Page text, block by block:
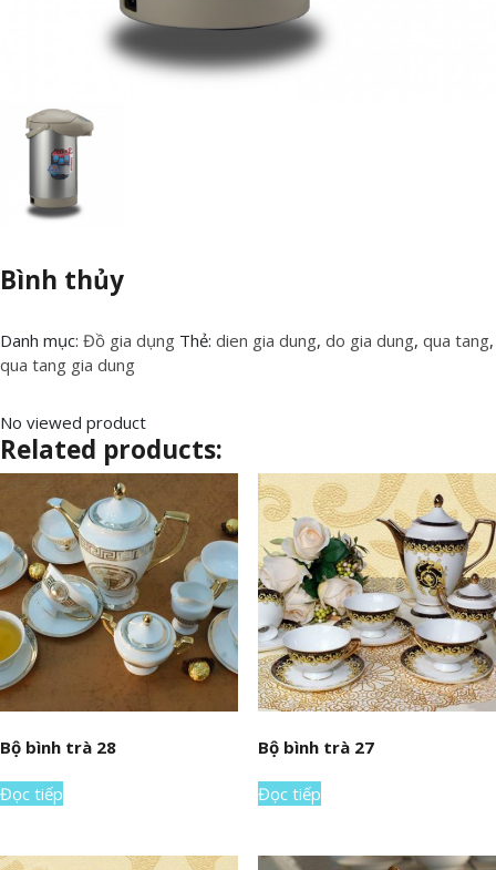
Bình thủy
Danh mục: Đồ gia dụng Thẻ: dien gia dung, do gia dung, qua tang,
qua tang gia dung
No viewed product
Related products:
Bộ bình trà 28
Đọc tiếp
Bộ bình trà 27
Đọc tiếp